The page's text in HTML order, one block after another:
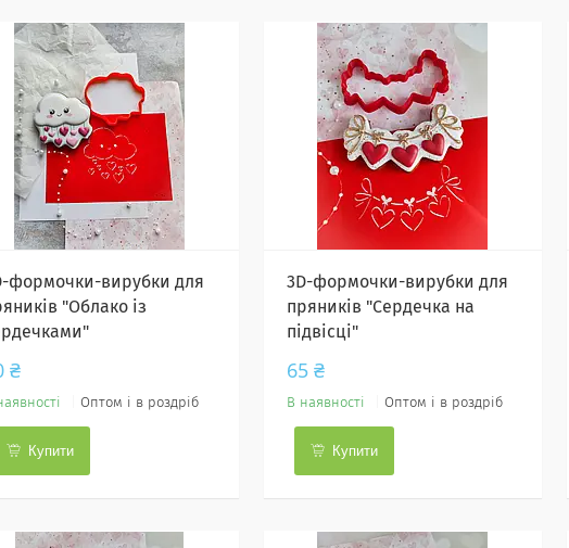
формочки-вирубки для
"Облако із
₴
Оптом і в роздріб
Купити
3D-формочки-вирубки для
пряників "Сердечка на
підвісці"
65 ₴
В наявності Оптом і в роздріб
Купити